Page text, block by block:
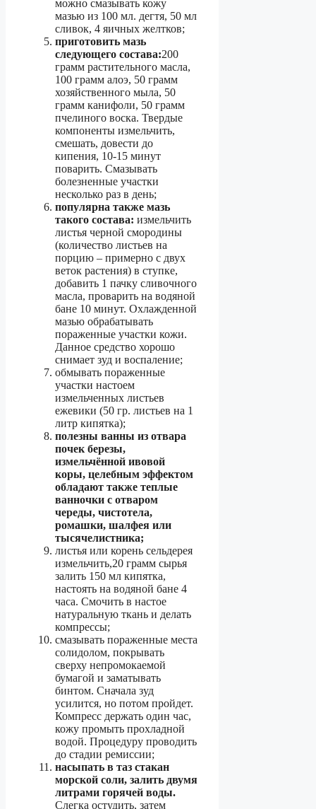
можно смазывать кожу
мазью из 100 мл. дегтя, 50 мл
сливок, 4 яичных желтков;
приготовить мазь
следующего состава:200
грамм растительного масла,
100 грамм алоэ, 50 грамм
хозяйственного мыла, 50
грамм канифоли, 50 грамм
пчелиного воска. Твердые
компоненты измельчить,
смешать, довести до
кипения, 10-15 минут
поварить. Смазывать
болезненные участки
несколько раз в день;
популярна также мазь
такого состава: измельчить
листья черной смородины
(количество листьев на
порцию – примерно с двух
веток растения) в ступке,
добавить 1 пачку сливочного
масла, проварить на водяной
бане 10 минут. Охлажденной
мазью обрабатывать
пораженные участки кожи.
Данное средство хорошо
снимает зуд и воспаление;
обмывать пораженные
участки настоем
измельченных листьев
ежевики (50 гр. листьев на 1
литр кипятка);
полезны ванны из отвара
почек березы,
измельчённой ивовой
коры, целебным эффектом
обладают также теплые
ванночки с отваром
череды, чистотела,
ромашки, шалфея или
тысячелистника;
листья или корень сельдерея
измельчить,20 грамм сырья
залить 150 мл кипятка,
настоять на водяной бане 4
часа. Смочить в настое
натуральную ткань и делать
компрессы;
смазывать пораженные места
солидолом, покрывать
сверху непромокаемой
бумагой и заматывать
бинтом. Сначала зуд
усилится, но потом пройдет.
Компресс держать один час,
кожу промыть прохладной
водой. Процедуру проводить
до стадии ремиссии;
насыпать в таз стакан
морской соли, залить двумя
литрами горячей воды.
Слегка остудить, затем